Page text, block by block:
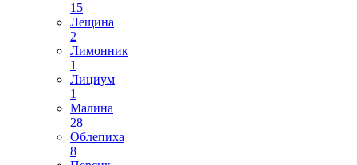
15
Лещина
2
Лимонник
1
Лициум
1
Малина
28
Облепиха
8